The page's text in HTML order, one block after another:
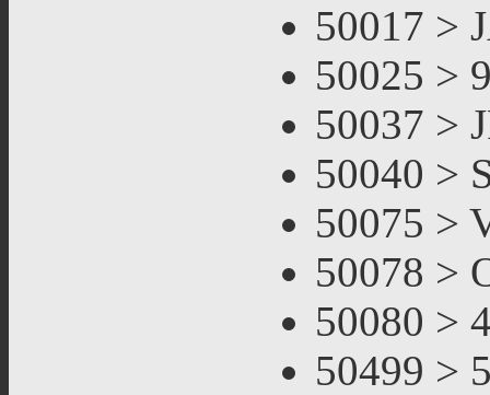
50017 >
50025 >
50037 >
50040 >
50075 >
50078 >
50080 >
50499 >